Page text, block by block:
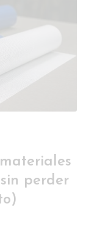
perder